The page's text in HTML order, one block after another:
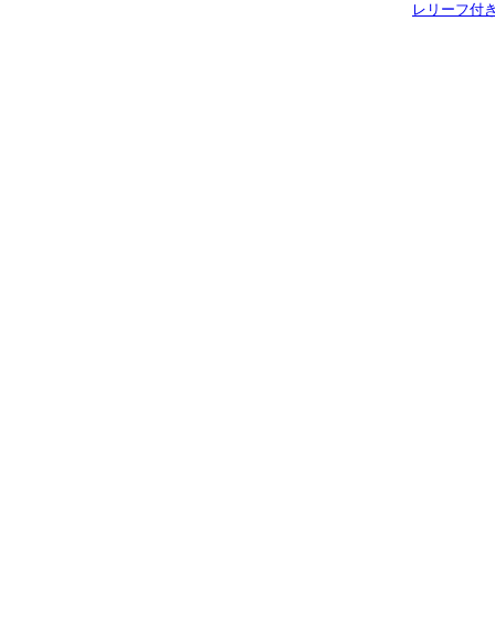
レリーフ付